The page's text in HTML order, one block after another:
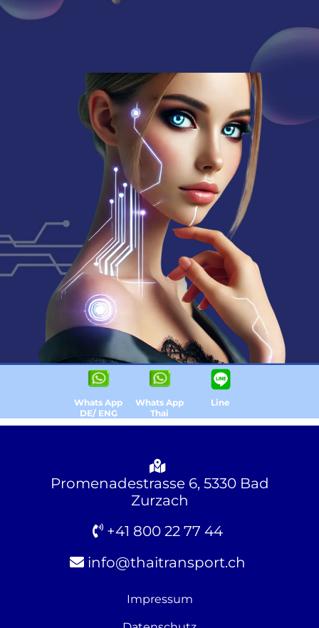
Whats App
DE/ ENG
Whats App
Thai
Line
Promenadestrasse 6, 5330 Bad
Zurzach
+41 800 22 77 44
info@thaitransport.ch
Impressum